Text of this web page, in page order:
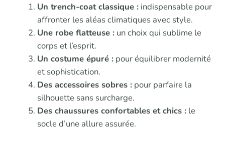
Un trench-coat classique :indispensable pour
affronter les aléas climatiques avec style.
Une robe flatteuse :un choix qui sublime le
corps et l’esprit.
Un costume épuré :pour équilibrer modernité
et sophistication.
Des accessoires sobres :pour parfaire la
silhouette sans surcharge.
Des chaussures confortables et chics :le
socle d’une allure assurée.